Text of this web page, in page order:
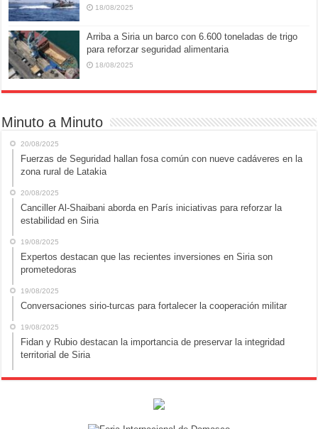
18/08/2025
Arriba a Siria un barco con 6.600 toneladas de trigo
para reforzar seguridad alimentaria
18/08/2025
Minuto a Minuto
20/08/2025
Fuerzas de Seguridad hallan fosa común con nueve cadáveres en la
zona rural de Latakia
20/08/2025
Canciller Al-Shaibani aborda en París iniciativas para reforzar la
estabilidad en Siria
19/08/2025
Expertos destacan que las recientes inversiones en Siria son
prometedoras
19/08/2025
Conversaciones sirio-turcas para fortalecer la cooperación militar
19/08/2025
Fidan y Rubio destacan la importancia de preservar la integridad
territorial de Siria